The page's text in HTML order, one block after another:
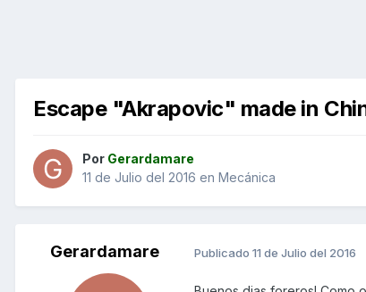
Escape "Akrapovic" made in
Por Gerardamare
11 de Julio del 2016 en Mecánica
Gerardamare Publicado 11 de Julio del 2016